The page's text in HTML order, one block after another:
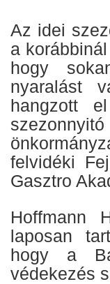
Az idei
a
hogy
nyaralást
hangzott
felvidéki
Gasztro
Hoffmann
laposan
hogy a
védekezés